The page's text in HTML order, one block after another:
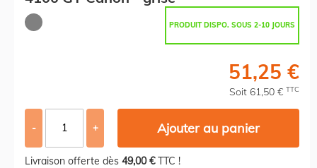
PRODUIT DISPO. SOUS 2-10 JOURS
51,25 €
Soit 61,50 € TTC
- + Ajouter au panier
Livraison offerte dès 49,00 €TTC !